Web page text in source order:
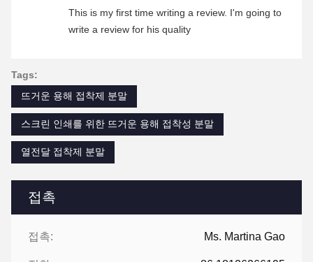
접촉
접촉: Ms. Martina Gao
This is my first time writing a review. I'm going to
write a review for his quality
Tags:
뜨거운 용해 접착제 분말
스크린 인쇄를 위한 뜨거운 용해 접착성 분말
열전달 접착제 분말